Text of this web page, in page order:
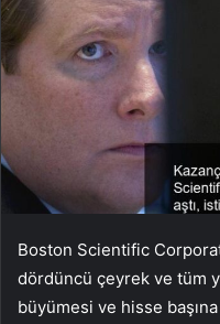
Boston Scientific
dördüncü çeyrek ve tüm
büyümesi ve hisse